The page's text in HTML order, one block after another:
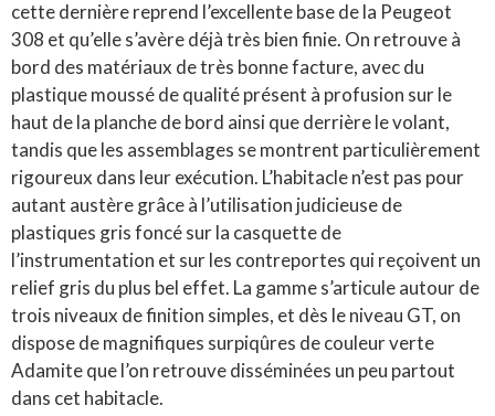
cette dernière reprend l’excellente base de la Peugeot
308 et qu’elle s’avère déjà très bien finie. On retrouve à
bord des matériaux de très bonne facture, avec du
plastique moussé de qualité présent à profusion sur le
haut de la planche de bord ainsi que derrière le volant,
tandis que les assemblages se montrent particulièrement
rigoureux dans leur exécution. L’habitacle n’est pas pour
autant austère grâce à l’utilisation judicieuse de
plastiques gris foncé sur la casquette de
l’instrumentation et sur les contreportes qui reçoivent un
relief gris du plus bel effet. La gamme s’articule autour de
trois niveaux de finition simples, et dès le niveau GT, on
dispose de magnifiques surpiqûres de couleur verte
Adamite que l’on retrouve disséminées un peu partout
dans cet habitacle.